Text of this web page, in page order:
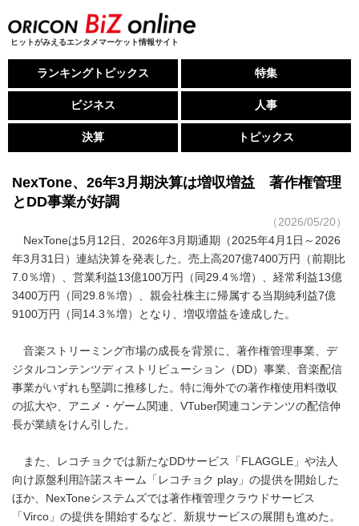
ヒットがみえるエンタメマーケット情報サイト
ランキングトピックス 特集
ビジネス 人事
決算 トピックス
NexTone、26年3月期決算は増収増益 著作権管理
とDD事業が好調
（2026/05/20）
NexToneは5月12日、2026年3月期通期（2025年4月1日～2026
年3月31日）連結決算を発表した。売上高207億7400万円（前期比
7.0％増）、営業利益13億100万円（同29.4％増）、経常利益13億
3400万円（同29.8％増）、親会社株主に帰属する当期純利益7億
9100万円（同14.3％増）となり、増収増益を達成した。
音楽ストリーミング市場の成長を背景に、著作権管理事業、デ
ジタルコンテンツディストリビューション（DD）事業、音楽配信
事業がいずれも堅調に推移した。特に海外での著作権使用料徴収
の拡大や、アニメ・ゲーム関連、VTuber関連コンテンツの配信伸
長が業績をけん引した。
また、レコチョクでは新たなDDサービス「FLAGGLE」や法人
向け原盤利用許諾スキーム「レコチョク play」の提供を開始した
ほか、NexToneシステムズでは著作権管理クラウドサービス
「Virco」の提供を開始するなど、新規サービスの展開も進めた。